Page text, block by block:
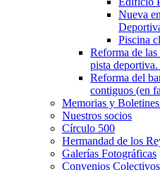
Nueva
Piscina
Reforma de las
pista
Reforma del
contiguos (en
Memorias y
Nuestros socios
Círculo 500
Hermandad de los
Galerías Fotográficas
Convenios Colectivos